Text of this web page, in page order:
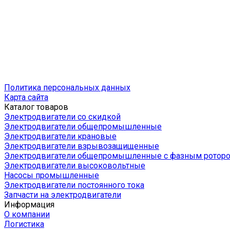
Политика персональных данных
Карта сайта
Каталог товаров
Электродвигатели со скидкой
Электродвигатели общепромышленные
Электродвигатели крановые
Электродвигатели взрывозащищенные
Электродвигатели общепромышленные с фазным
Электродвигатели высоковольтные
Насосы промышленные
Электродвигатели постоянного тока
Запчасти на электродвигатели
Информация
О компании
Логистика